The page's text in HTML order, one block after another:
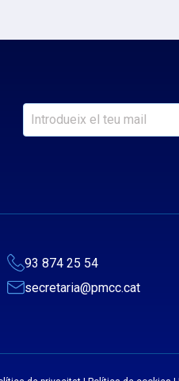
93 874 25 54
secretaria@pmcc.cat